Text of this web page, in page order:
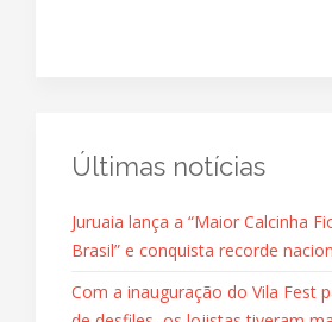
Últimas notícias
Juruaia lança a “Maior Calcinha
Brasil” e conquista recorde
Com a inauguração do Vila Fest